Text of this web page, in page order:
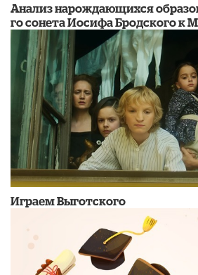
Анализ нарождающихся
го сонета Иосифа Бродского к
Играем Выготского